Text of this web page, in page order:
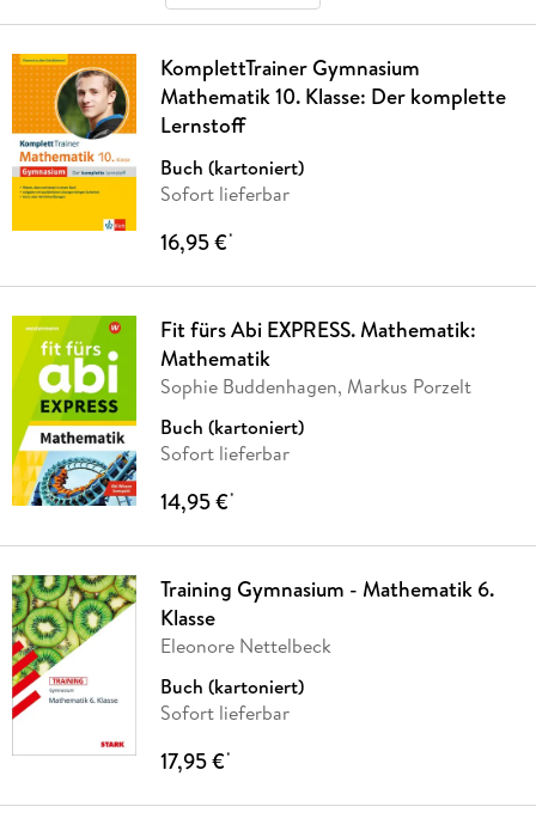
KomplettTrainer Gymnasium
Mathematik 10. Klasse: Der komplette
Lernstoff
Buch (kartoniert)
Sofort lieferbar
16,95 €*
Fit fürs Abi EXPRESS. Mathematik:
Mathematik
Sophie Buddenhagen, Markus Porzelt
Buch (kartoniert)
Sofort lieferbar
14,95 €*
Training Gymnasium - Mathematik 6.
Klasse
Eleonore Nettelbeck
Buch (kartoniert)
Sofort lieferbar
17,95 €*